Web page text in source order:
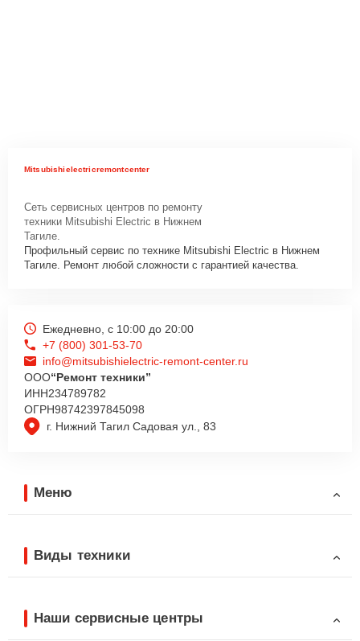
Mitsubishielectricremontcenter
Сеть сервисных центров по ремонту
техники Mitsubishi Electric в Нижнем
Тагиле.
Профильный сервис по технике Mitsubishi Electric в Нижнем
Тагиле. Ремонт любой сложности с гарантией качества.
г. Нижний Тагил Садовая ул., 83
Ежедневно, с 10:00 до 20:00
+7 (800) 301-53-70
info@mitsubishielectric-remont-center.ru
ООО“Ремонт техники”
ИНН234789782
ОГРН98742397845098
Меню
Виды техники
Наши сервисные центры